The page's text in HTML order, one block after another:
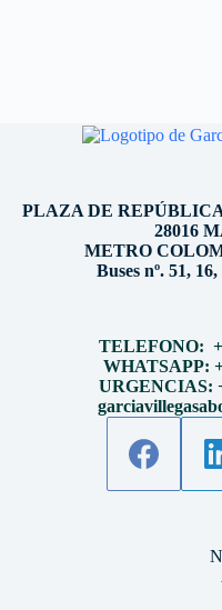
PLAZA DE
28016
METRO
Buses nº. 51,
TELEFONO:
WHATSAPP:
URGENCIAS: